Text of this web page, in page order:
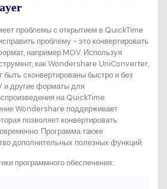
проблемы с открытием в QuickTime
проблему - это конвертировать
например MOV. Используя
как Wondershare UniConverter,
cконвертированы быстро и без
и другие форматы для
на QuickTime.
Wondershare поддерживает
позволяет конвертировать
Программа также
дополнительных полезных функций.
программного обеспечения: